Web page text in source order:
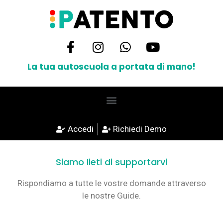
La tua autoscuola a portata di mano!
Accedi Richiedi Demo
Siamo lieti di supportarvi
Rispondiamo a tutte le vostre domande attraverso
le nostre Guide.